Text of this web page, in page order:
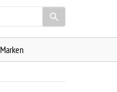
Marken